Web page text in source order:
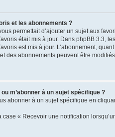
et les abonnements ?
permettait d’ajouter un sujet aux
était mis à jour. Dans phpBB 3.3,
est mis à jour. L’abonnement,
des abonnements peuvent être
m’abonner à un sujet spécifique ?
abonner à un sujet spécifique en
case « Recevoir une notification